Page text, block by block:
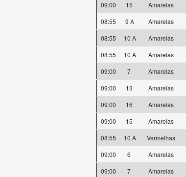
09:00
15 Amarelas
08:55
9 A Amarelas
08:55
10 A Amarelas
08:55
10 A Amarelas
09:00
7 Amarelas
09:00
13 Amarelas
09:00
16 Amarelas
09:00
15 Amarelas
08:55
10 A Vermelhas
09:00
6 Amarelas
09:00
7 Amarelas